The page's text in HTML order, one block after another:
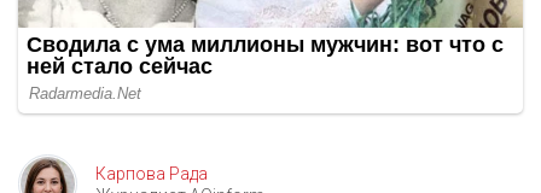
Карпова Рада